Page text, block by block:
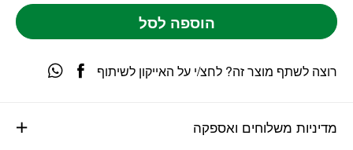
הוספה לסל
מדיניות משלוחים ואספקה
רוצה לשתף מוצר זה? לחצ/י על האייקון לשיתוף